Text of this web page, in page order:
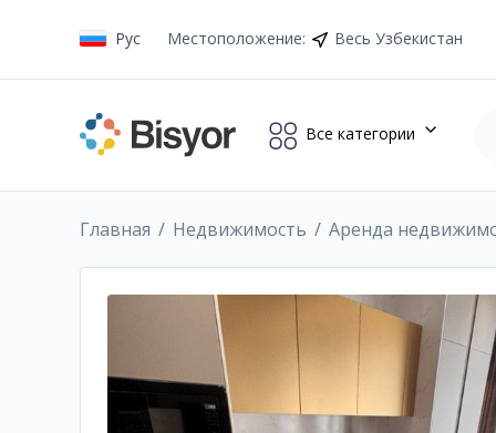
Рус Местоположение: Весь Узбекистан
Все категории
Главная Недвижимость Аренда